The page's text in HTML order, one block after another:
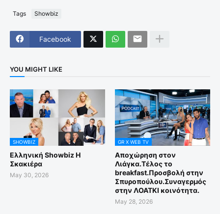
Tags Showbiz
Facebook
YOU MIGHT LIKE
SHOWBIZ
Ελληνική Showbiz Η
Σκακιέρα
May 30, 2026
GR X WEB TV
Αποχώρηση στον
Λιάγκα.Τέλος το
breakfast.Προσβολή στην
Σπυροπούλου.Συναγερμός
στην ΛΟΑΤΚΙ κοινότητα.
May 28, 2026